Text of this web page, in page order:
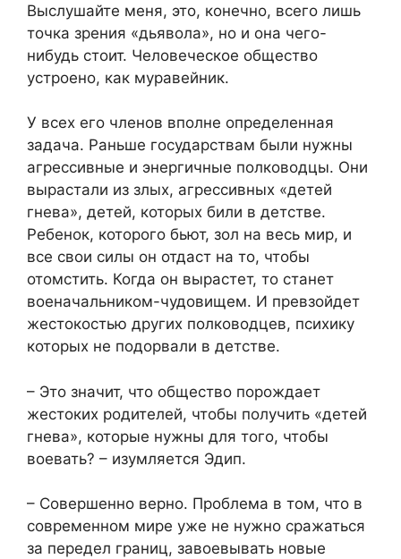
Выслушайте меня, это, конечно, всего лишь
точка зрения «дьявола», но и она чего-
нибудь стоит. Человеческое общество
устроено, как муравейник.
У всех его членов вполне определенная
задача. Раньше государствам были нужны
агрессивные и энергичные полководцы. Они
вырастали из злых, агрессивных «детей
гнева», детей, которых били в детстве.
Ребенок, которого бьют, зол на весь мир, и
все свои силы он отдаст на то, чтобы
отомстить. Когда он вырастет, то станет
военачальником-чудовищем. И превзойдет
жестокостью других полководцев, психику
которых не подорвали в детстве.
– Это значит, что общество порождает
жестоких родителей, чтобы получить «детей
гнева», которые нужны для того, чтобы
воевать? – изумляется Эдип.
– Совершенно верно. Проблема в том, что в
современном мире уже не нужно сражаться
за передел границ, завоевывать новые